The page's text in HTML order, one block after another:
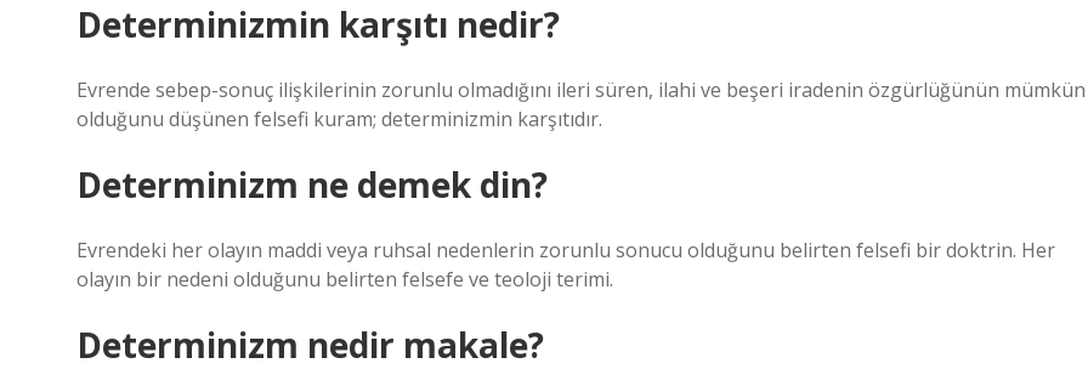
Determinizmin karşıtı nedir?
Evrende sebep-sonuç ilişkilerinin zorunlu olmadığını ileri süren, ilahi ve beşeri iradenin özgürlüğünün mümkün
olduğunu düşünen felsefi kuram; determinizmin karşıtıdır.
Determinizm ne demek din?
Evrendeki her olayın maddi veya ruhsal nedenlerin zorunlu sonucu olduğunu belirten felsefi bir doktrin. Her
olayın bir nedeni olduğunu belirten felsefe ve teoloji terimi.
Determinizm nedir makale?